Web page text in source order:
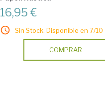
16,95 €
Sin Stock. Disponible en 7/10
COMPRAR